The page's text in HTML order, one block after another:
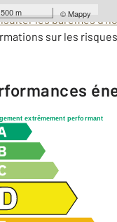
500 m ©Mappy
les barèmes
sur les
extrêmement performant